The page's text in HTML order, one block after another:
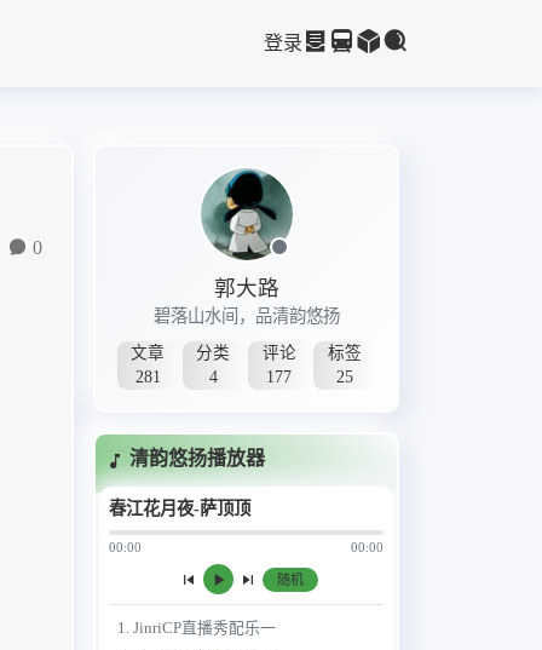
登录
0
郭大路
碧落山水间，品清韵悠扬
文章
281
分类
4
评论
177
标签
25
清韵悠扬播放器
春江花月夜-萨顶顶
00:00 00:00
随机
1. JinriCP直播秀配乐一